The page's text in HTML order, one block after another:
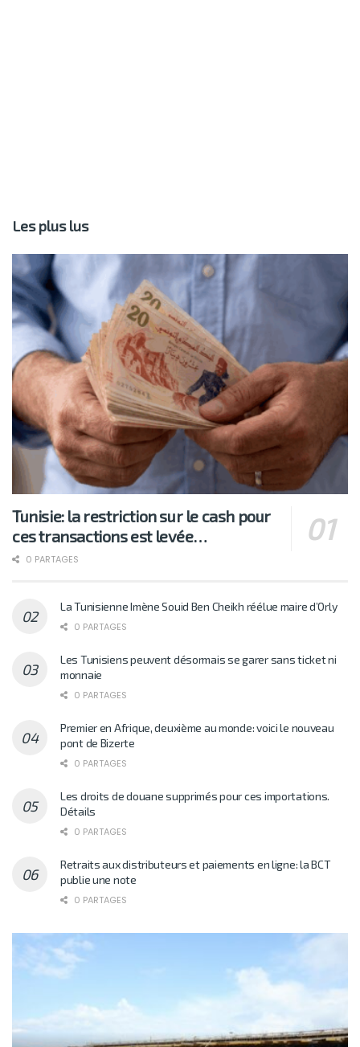
Les plus lus
Tunisie: la restriction sur le cash pour
ces transactions est levée…
0 PARTAGES
La Tunisienne Imène Souid Ben Cheikh réélue maire d’Orly
0 PARTAGES
Les Tunisiens peuvent désormais se garer sans ticket ni
monnaie
0 PARTAGES
Premier en Afrique, deuxième au monde: voici le nouveau
pont de Bizerte
0 PARTAGES
Les droits de douane supprimés pour ces importations.
Détails
0 PARTAGES
Retraits aux distributeurs et paiements en ligne: la BCT
publie une note
0 PARTAGES